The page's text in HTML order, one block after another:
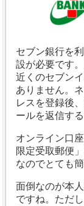
セブン銀行を
設が必要です
近くのセブン
ありません。
レスを登録後
ールを返信す
オンライン口
限定受取郵便
なのでとても簡
面倒なのが本
ですね。 ただ